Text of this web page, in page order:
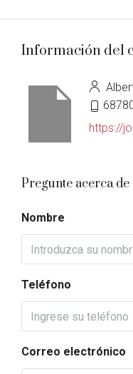
Información del
https://
Pregunte acerca
Nombre
Teléfono
Correo electrónico